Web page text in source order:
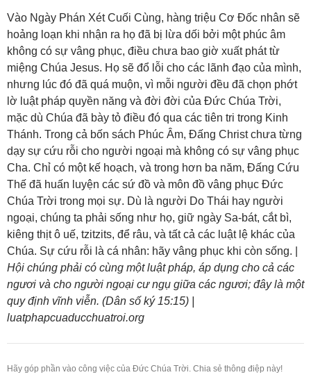
Vào Ngày Phán Xét Cuối Cùng, hàng triệu Cơ Đốc nhân sẽ
hoảng loạn khi nhận ra họ đã bị lừa dối bởi một phúc âm
không có sự vâng phục, điều chưa bao giờ xuất phát từ
miệng Chúa Jesus. Họ sẽ đổ lỗi cho các lãnh đạo của mình,
nhưng lúc đó đã quá muộn, vì mỗi người đều đã chọn phớt
lờ luật pháp quyền năng và đời đời của Đức Chúa Trời,
mặc dù Chúa đã bày tỏ điều đó qua các tiên tri trong Kinh
Thánh. Trong cả bốn sách Phúc Âm, Đấng Christ chưa từng
dạy sự cứu rỗi cho người ngoại mà không có sự vâng phục
Cha. Chỉ có một kế hoạch, và trong hơn ba năm, Đấng Cứu
Thế đã huấn luyện các sứ đồ và môn đồ vâng phục Đức
Chúa Trời trong mọi sự. Dù là người Do Thái hay người
ngoại, chúng ta phải sống như họ, giữ ngày Sa-bát, cắt bì,
kiêng thịt ô uế, tzitzits, để râu, và tất cả các luật lệ khác của
Chúa. Sự cứu rỗi là cá nhân: hãy vâng phục khi còn sống. |
Hội chúng phải có cùng một luật pháp, áp dụng cho cả các
ngươi và cho người ngoại cư ngụ giữa các ngươi; đây là một
quy định vĩnh viễn. (Dân số ký 15:15) |
luatphapcuaducchuatroi.org
Hãy góp phần vào công việc của Đức Chúa Trời. Chia sẻ thông điệp này!